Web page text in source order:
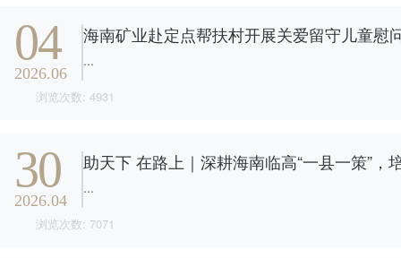
由复星集团与海南海钢集
团共同出资成立，2014年
在上海证券交易所挂牌上
市（股票代码：
601969）。
海南矿业成立于2007年，
由复星集团与海南海钢集
团共同出资成立，2014年
在上海证券交易所挂牌上
投资"双轮驱动，持续推进
战略转型，目前已完成"铁
矿石+油气+新能源"三大赛
道的产业布局。
我们坚持"产业运营+产业
投资"双轮驱动，持续推进
战略转型，目前已完成"铁
矿石+油气+新能源"三大赛
道的产业布局。
我们深入践行"根植海南，
面向全球，绿色发展，持
续成长"的发展理念，积极
响应"双碳"目标行动，切实
履行企业社会责任，与利
探索更多 
我们深入践行"根植海南，
面向全球，绿色发展，持
续成长"的发展理念，积极
者对企业价值及经营理念
的认同感，努力构建和谐
互信的资本市场生态圈。
探索更多 
者的关切问题，增进投资
者对企业价值及经营理念
的认同感，努力构建和谐
互信的资本市场生态圈。
探索更多
这里是我们与世界分享最
新动态和创新成果的窗
口，致力于与您保持紧密
的联系，感谢您对海南矿
探索更多 
这里是我们与世界分享最
新动态和创新成果的窗
口，致力于与您保持紧密
心动力。我们重视团队合
作、开放沟通、持续学习
和个人成长，期待您的加
入，一起开启新的旅程。
人才是推动公司发展的核
心动力。我们重视团队合
作、开放沟通、持续学习
和个人成长，期待您的加
入，一起开启新的旅程。
04
2026.06
海南矿业赴定点帮扶村开展关爱留守儿童慰
...
浏览次数: 4931
30
2026.04
助天下 在路上｜深耕海南临高“一县一策”，
...
浏览次数: 7071
最新新闻